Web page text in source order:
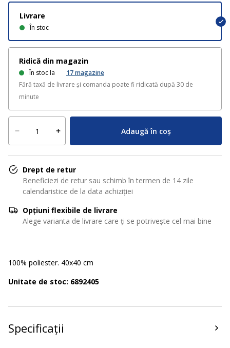
Livrare
În stoc
Ridică din magazin
În stoc la 17magazine
Fără taxă de livrare și comanda poate fi ridicată după 30 de
minute
Adaugă în coș
Drept de retur
Beneficiezi de retur sau schimb în termen de 14 zile
calendaristice de la data achiziției
Opțiuni flexibile de livrare
Alege varianta de livrare care ți se potrivește cel mai bine
100% poliester. 40x40 cm
Unitate de stoc: 6892405
Specificații